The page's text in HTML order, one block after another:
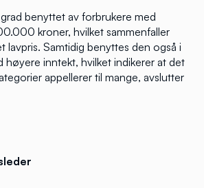
benyttet av forbrukere med
kroner, hvilket sammenfaller
lavpris. Samtidig benyttes den også i
høyere inntekt, hvilket indikerer at det
appellerer til mange, avslutter